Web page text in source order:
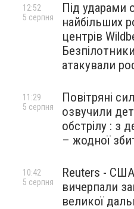
Під ударами
найбільших
центрів
атакували
12:52
5 серпня
Повітряні
озвучили
обстрілу : з
– жодної
11:29
5 серпня
Reuters -
вичерпали
великої
10:42
5 серпня